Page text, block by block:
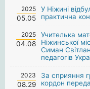
2025
05.05
У Ніжині
практична
2025
04.08
Учителька
Ніжинської
Симан
педагогів
2023
08.29
За сприяння
кордон